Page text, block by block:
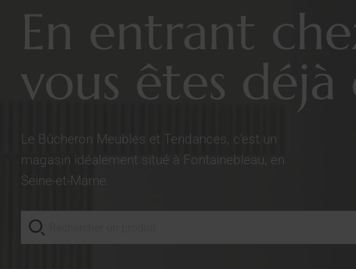
En entrant
vous êtes déjà
Le Bûcheron Meubles et Tendances, c’est un
magasin idéalement situé à Fontainebleau, en
Seine-et-Marne.